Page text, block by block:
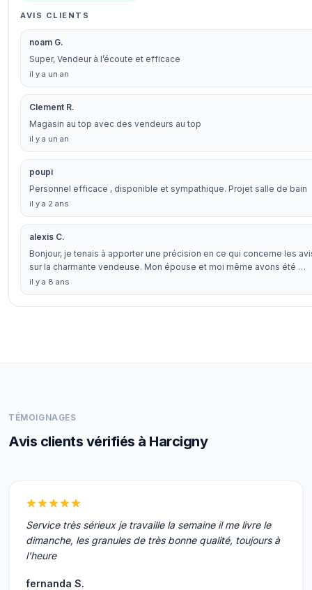
AVIS CLIENTS
noam G.
Super, Vendeur à l’écoute et efficace
il y a un an
Clement R.
Magasin au top avec des vendeurs au top
il y a un an
poupi
Personnel efficace , disponible et sympathique. Projet salle de bain
il y a 2 ans
alexis C.
Bonjour, je tenais à apporter une précision en ce qui concerne les
sur la charmante vendeuse. Mon épouse et moi même avons été …
il y a 8 ans
TÉMOIGNAGES
Avis clients vérifiés à Harcigny
Service très sérieux je travaille la semaine il me livre le
dimanche, les granules de très bonne qualité, toujours à
l'heure
fernanda S.